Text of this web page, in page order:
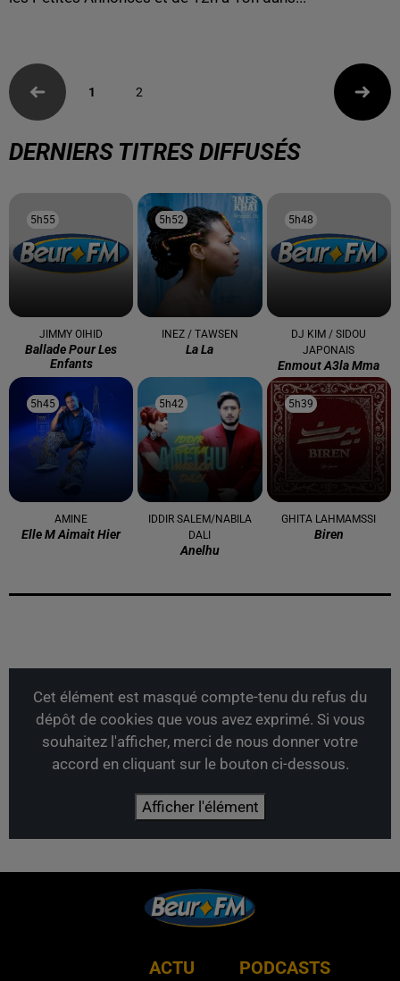
1 2
DERNIERS TITRES DIFFUSÉS
5h55
5h55
JIMMY OIHID
Ballade Pour Les
Enfants
5h52
5h52
INEZ / TAWSEN
La La
5h48
5h48
DJ KIM / SIDOU
JAPONAIS
Enmout A3la Mma
5h45
5h45
AMINE
Elle M Aimait Hier
5h42
5h42
IDDIR SALEM/NABILA
DALI
Anelhu
5h39
5h39
GHITA LAHMAMSSI
Biren
Cet élément est masqué compte-tenu du refus du
dépôt de cookies que vous avez exprimé. Si vous
souhaitez l'afficher, merci de nous donner votre
accord en cliquant sur le bouton ci-dessous.
Afficher l'élément
ACTU PODCASTS